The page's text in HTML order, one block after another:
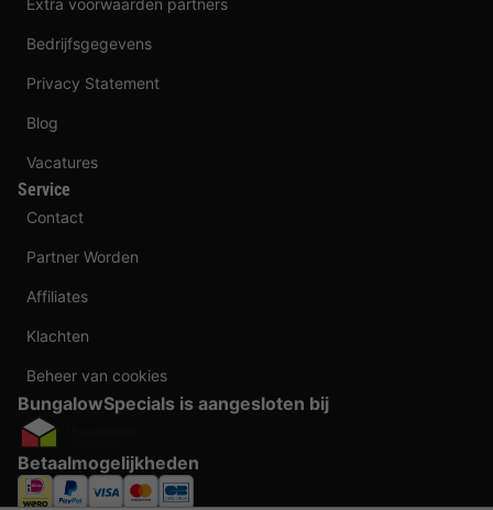
Extra voorwaarden partners
Bedrijfsgegevens
Privacy Statement
Blog
Vacatures
Service
Contact
Partner Worden
Affiliates
Klachten
Beheer van cookies
BungalowSpecials is aangesloten bij
Betaalmogelijkheden